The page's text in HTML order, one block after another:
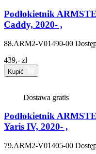
Podłokietnik
Caddy, 2020- ,
88.ARM2-V01490-00
439,- zł
Kupić
Dostawa gratis
Podłokietnik
Yaris IV, 2020- ,
79.ARM2-V01405-00